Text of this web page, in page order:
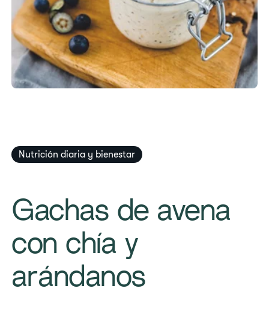
Nutrición diaria y bienestar
Gachas de avena
con chía y
arándanos